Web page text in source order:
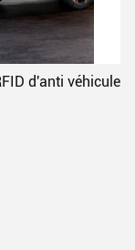
d'anti véhicule